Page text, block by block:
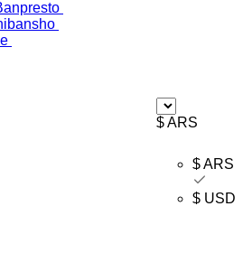
$ ARS
$ ARS
$ USD